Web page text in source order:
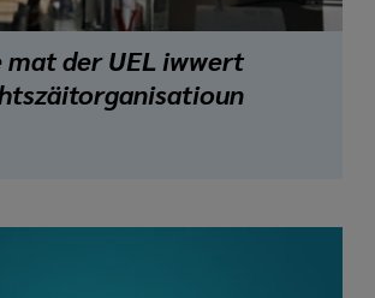
mat der UEL iwwert